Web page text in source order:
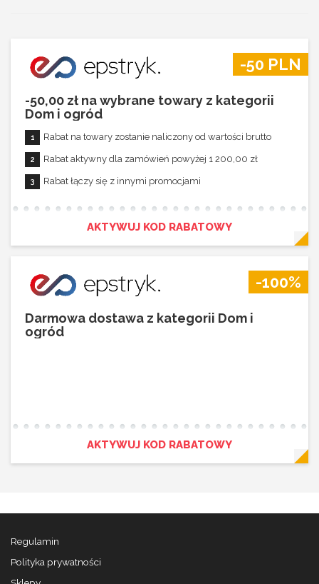
-50 PLN
-50,00 zł na wybrane towary z kategorii
Dom i ogród
Rabat na towary zostanie naliczony od wartości brutto
Rabat aktywny dla zamówień powyżej 1 200,00 zł
Rabat łączy się z innymi promocjami
AKTYWUJ KOD RABATOWY
-100%
Darmowa dostawa z kategorii Dom i
ogród
AKTYWUJ KOD RABATOWY
Regulamin
Polityka prywatności